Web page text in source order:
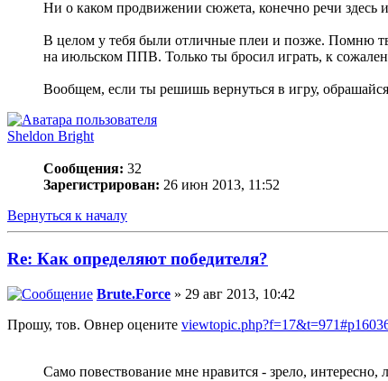
Ни о каком продвижении сюжета, конечно речи здесь
В целом у тебя были отличные плеи и позже. Помню
на июльском ППВ. Только ты бросил играть, к
Вообщем, если ты решишь вернуться в игру,
Sheldon Bright
Сообщения: 32
Зарегистрирован: 26 июн 2013, 11:52
Вернуться к началу
Re: Как определяют победителя?
Brute.Force » 29 авг 2013, 10:42
Прошу, тов. Овнер оцените
Само повествование мне нравится - зрело,